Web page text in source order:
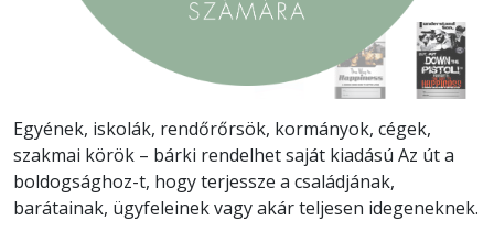
Egyének, iskolák, rendőrőrsök, kormányok, cégek,
szakmai körök – bárki rendelhet saját kiadású Az út a
boldogsághoz-t, hogy terjessze a családjának,
barátainak, ügyfeleinek vagy akár teljesen idegeneknek.